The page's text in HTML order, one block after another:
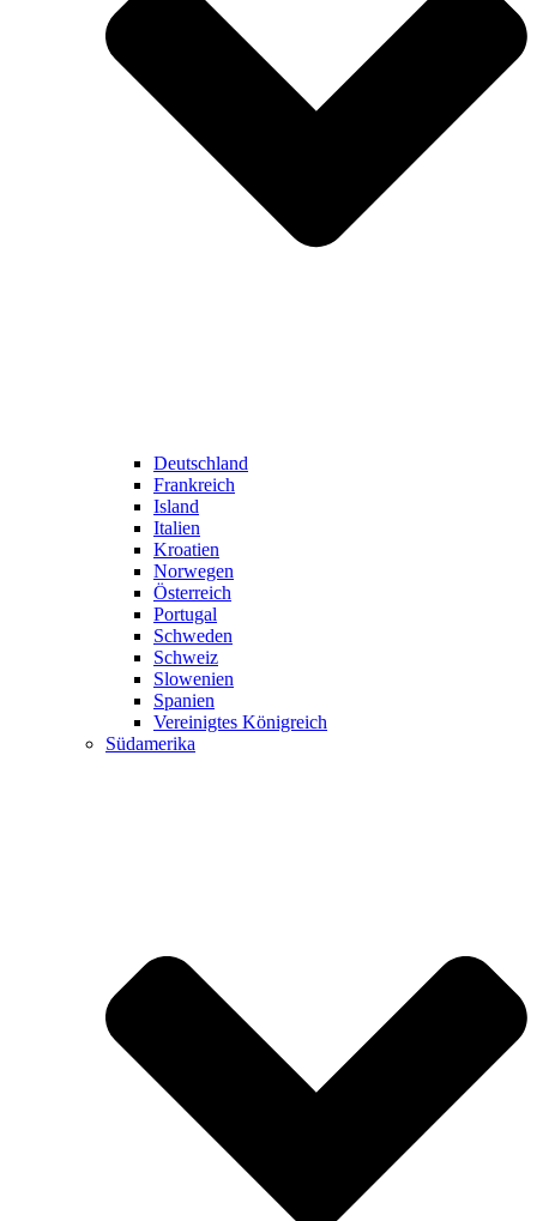
Deutschland
Frankreich
Island
Italien
Kroatien
Norwegen
Österreich
Portugal
Schweden
Schweiz
Slowenien
Spanien
Vereinigtes Königreich
Südamerika